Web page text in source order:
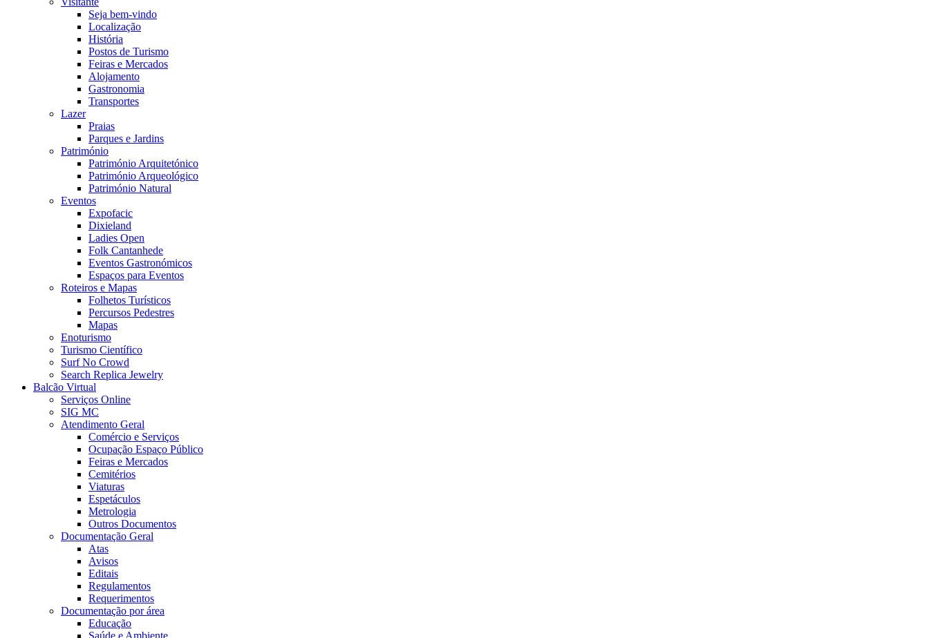
Seja bem-vindo
Localização
História
Postos de Turismo
Feiras e Mercados
Alojamento
Gastronomia
Transportes
Lazer
Praias
Parques e Jardins
Património
Património Arquitetónico
Património Arqueológico
Património Natural
Eventos
Expofacic
Dixieland
Ladies Open
Folk Cantanhede
Eventos Gastronómicos
Espaços para Eventos
Roteiros e Mapas
Folhetos Turísticos
Percursos Pedestres
Mapas
Enoturismo
Turismo Científico
Surf No Crowd
Search Replica Jewelry
Balcão Virtual
Serviços Online
SIG MC
Atendimento Geral
Comércio e Serviços
Ocupação Espaço Público
Feiras e Mercados
Cemitérios
Viaturas
Espetáculos
Metrologia
Outros Documentos
Documentação Geral
Atas
Avisos
Editais
Regulamentos
Requerimentos
Documentação por área
Educação
Saúde e Ambiente